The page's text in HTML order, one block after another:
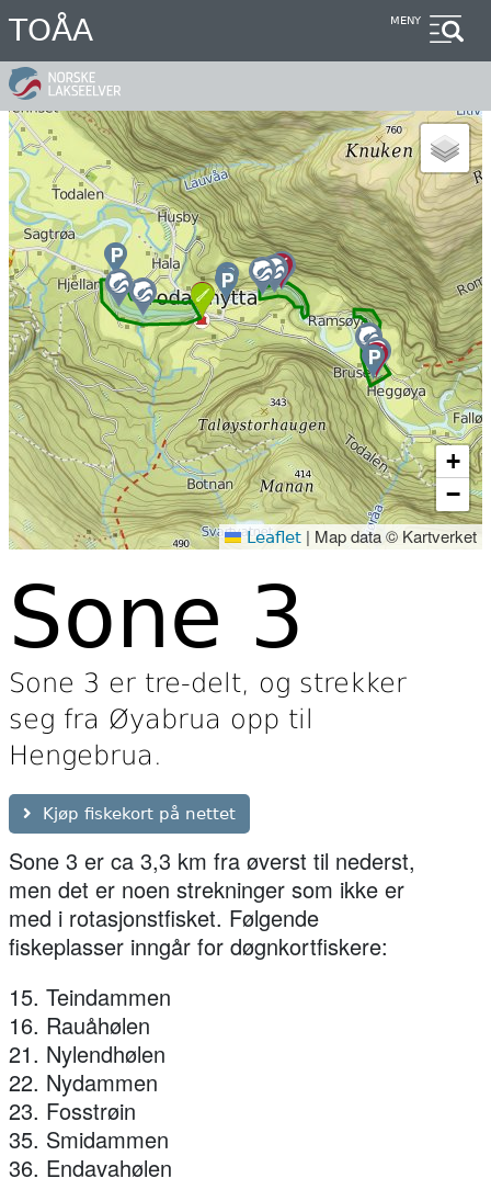
Hopp
til
hovedinnhold
TOÅA MENY
+
−
Leaflet | Map data © Kartverket
Sone 3
Sone 3 er tre-delt, og strekker
seg fra Øyabrua opp til
Hengebrua.
Kjøp fiskekort på nettet
Sone 3 er ca 3,3 km fra øverst til nederst,
men det er noen strekninger som ikke er
med i rotasjonstfisket. Følgende
fiskeplasser inngår for døgnkortfiskere:
15. Teindammen
16. Rauåhølen
21. Nylendhølen
22. Nydammen
23. Fosstrøin
35. Smidammen
36. Endavahølen